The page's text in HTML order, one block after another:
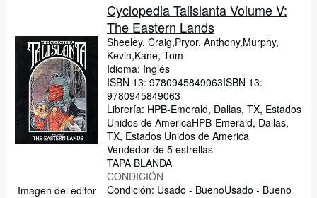
Imagen del editor
Cyclopedia Talislanta Volume V:
The Eastern Lands
Sheeley, Craig,Pryor, Anthony,Murphy,
Kevin,Kane, Tom
Idioma: Inglés
ISBN 13: 9780945849063ISBN 13:
9780945849063
Librería: HPB-Emerald, Dallas, TX, Estados
Unidos de AmericaHPB-Emerald, Dallas,
TX, Estados Unidos de America
Vendedor de 5 estrellas
TAPA BLANDA
CONDICIÓN
Condición: Usado - BuenoUsado - Bueno